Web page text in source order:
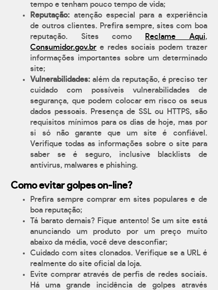
tempo e tenham pouco tempo de vida;
Reputação: atenção especial para a experiência
de outros clientes. Prefira sempre, sites com boa
reputação. Sites como
Reclame Aqui,
Consumidor.gov.br e redes sociais podem trazer
informações importantes sobre um determinado
site;
Vulnerabilidades: além da reputação, é preciso ter
cuidado com possíveis vulnerabilidades de
segurança, que podem colocar em risco os seus
dados pessoais. Presença de SSL ou HTTPS, são
requisitos mínimos para os dias de hoje, mas por
si só não garante que um site é confiável.
Verifique todas as informações sobre o site para
saber se é seguro, inclusive blacklists de
antívirus, malwares e phishing.
Como evitar golpes on-line?
Prefira sempre comprar em sites populares e de
boa reputação;
Tá barato demais? Fique antento! Se um site está
anunciando um produto por um preço muito
abaixo da média, você deve desconfiar;
Cuidado com sites clonados. Verifique se a URL é
realmente do site oficial da loja.
Evite comprar através de perfis de redes sociais.
Há uma grande incidência de golpes através